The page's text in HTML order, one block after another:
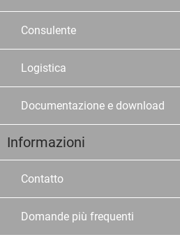
Consulente
Logistica
Documentazione e download
Informazioni
Contatto
Domande più frequenti